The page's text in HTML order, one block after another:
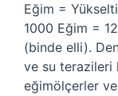
Eğim =
1000 Eğim =
(binde elli).
ve su terazileri
eğimölçerler ve